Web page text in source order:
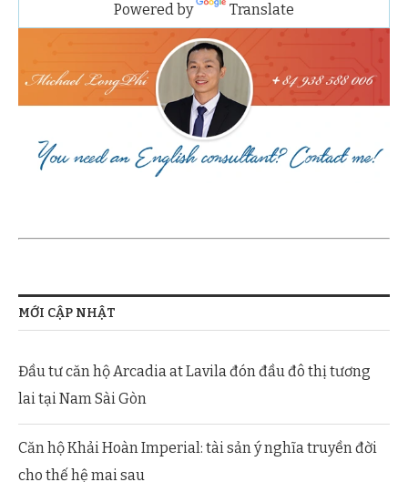
Powered by Translate
MỚI CẬP NHẬT
Đầu tư căn hộ Arcadia at Lavila đón đầu đô thị tương
lai tại Nam Sài Gòn
Căn hộ Khải Hoàn Imperial: tài sản ý nghĩa truyền đời
cho thế hệ mai sau